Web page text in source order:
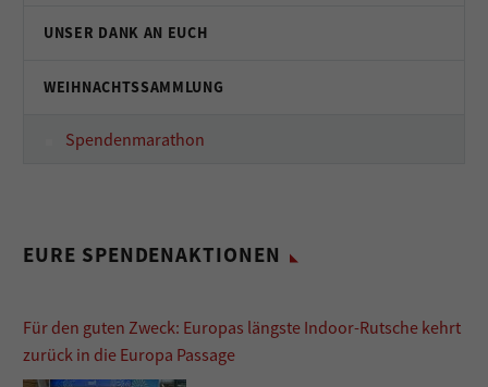
UNSER DANK AN EUCH
WEIHNACHTSSAMMLUNG
Spendenmarathon
EURE SPENDENAKTIONEN
Für den guten Zweck: Europas längste Indoor-Rutsche kehrt
zurück in die Europa Passage